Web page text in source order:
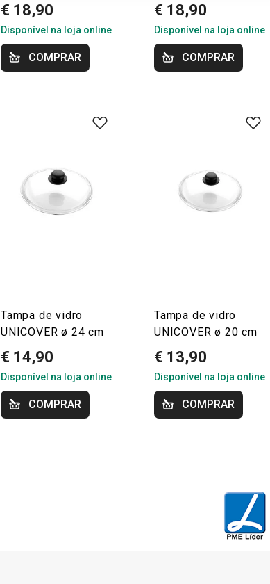
€ 18,90
Disponível na loja online
COMPRAR
€ 18,90
Disponível na loja online
COMPRAR
Tampa de vidro
UNICOVER ø 24 cm
€ 14,90
Disponível na loja online
COMPRAR
Tampa de vidro
UNICOVER ø 20 cm
€ 13,90
Disponível na loja online
COMPRAR